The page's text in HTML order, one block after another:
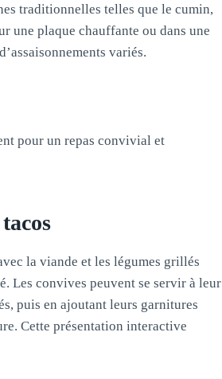
traditionnelles telles que le cumin,
une plaque chauffante ou dans une
variés.
pour un repas convivial et
la viande et les légumes grillés
Les convives peuvent se servir à leur
puis en ajoutant leurs garnitures
Cette présentation interactive